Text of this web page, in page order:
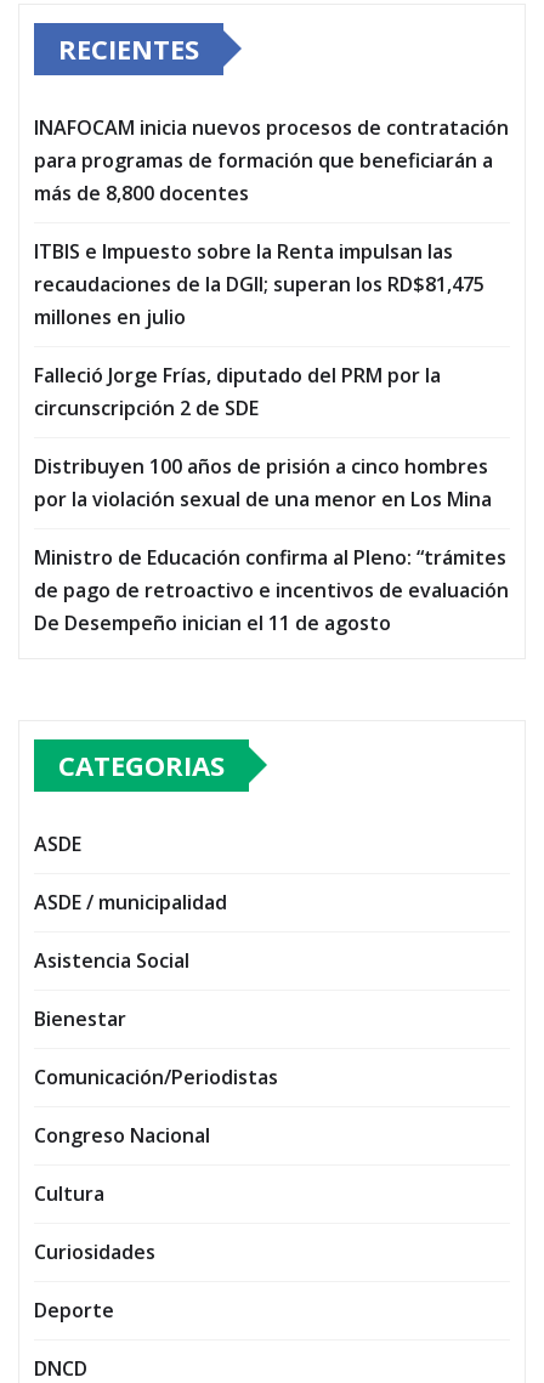
RECIENTES
INAFOCAM inicia nuevos procesos de contratación
para programas de formación que beneficiarán a
más de 8,800 docentes
ITBIS e Impuesto sobre la Renta impulsan las
recaudaciones de la DGII; superan los RD$81,475
millones en julio
Falleció Jorge Frías, diputado del PRM por la
circunscripción 2 de SDE
Distribuyen 100 años de prisión a cinco hombres
por la violación sexual de una menor en Los Mina
Ministro de Educación confirma al Pleno: “trámites
de pago de retroactivo e incentivos de evaluación
De Desempeño inician el 11 de agosto
CATEGORIAS
ASDE
ASDE / municipalidad
Asistencia Social
Bienestar
Comunicación/Periodistas
Congreso Nacional
Cultura
Curiosidades
Deporte
DNCD